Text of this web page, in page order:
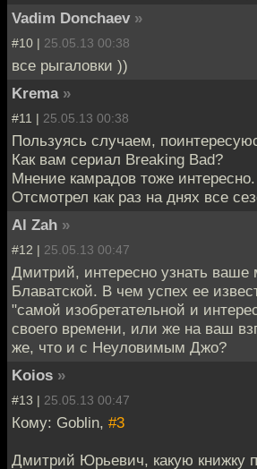
Vadim Donchaev »
#10 | 25.05.13 00:38
все рыгаловки ))
Krema »
#11 | 25.05.13 00:38
Пользуясь случаем,
Как вам сериал Breaking Bad?
Мнение камрадов тоже интересно.
Отсмотрел как раз на днях все
Al Zah »
#12 | 25.05.13 00:47
Дмитрий, интересно узнать ваше
Блаватской. В чем успех ее
"самой изобретательной и
своего времени, или же на ваш
же, что и с Неуловимым Джо?
Koios »
#13 | 25.05.13 00:47
Кому: Goblin, #3
Дмитрий Юрьевич, какую книжку